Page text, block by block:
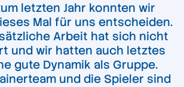
letzten Jahr konnten wir
Mal für uns entscheiden.
Arbeit hat sich nicht
und wir hatten auch letztes
gute Dynamik als Gruppe.
und die Spieler sind